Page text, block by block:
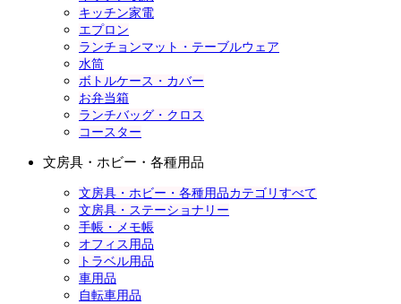
キッチン家電
エプロン
ランチョンマット・テーブルウェア
水筒
ボトルケース・カバー
お弁当箱
ランチバッグ・クロス
コースター
文房具・ホビー・各種用品
文房具・ホビー・各種用品カテゴリすべて
文房具・ステーショナリー
手帳・メモ帳
オフィス用品
トラベル用品
車用品
自転車用品